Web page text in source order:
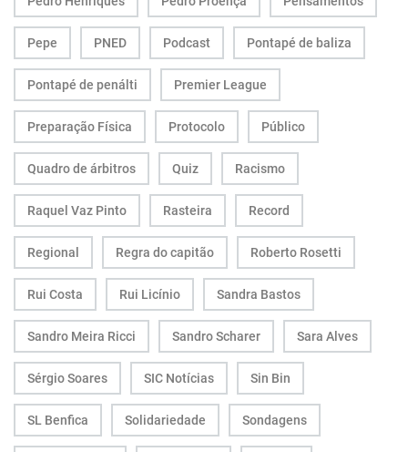
Pepe PNED Podcast Pontapé de baliza
Pontapé de penálti Premier League
Preparação Física Protocolo Público
Quadro de árbitros Quiz Racismo
Raquel Vaz Pinto Rasteira Record
Regional Regra do capitão Roberto Rosetti
Rui Costa Rui Licínio Sandra Bastos
Sandro Meira Ricci Sandro Scharer Sara Alves
Sérgio Soares SIC Notícias Sin Bin
SL Benfica Solidariedade Sondagens